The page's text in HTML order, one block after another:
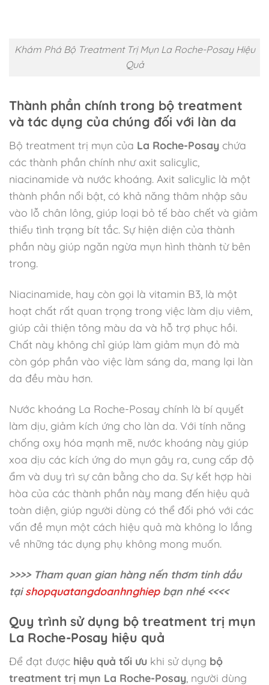
Khám Phá Bộ Treatment Trị Mụn La Roche-Posay Hiệu
Quả
Thành phần chính trong bộ treatment
và tác dụng của chúng đối với làn da
Bộ treatment trị mụn của La Roche-Posay chứa
các thành phần chính như axit salicylic,
niacinamide và nước khoáng. Axit salicylic là một
thành phần nổi bật, có khả năng thâm nhập sâu
vào lỗ chân lông, giúp loại bỏ tế bào chết và giảm
thiểu tình trạng bít tắc. Sự hiện diện của thành
phần này giúp ngăn ngừa mụn hình thành từ bên
trong.
Niacinamide, hay còn gọi là vitamin B3, là một
hoạt chất rất quan trọng trong việc làm dịu viêm,
giúp cải thiện tông màu da và hỗ trợ phục hồi.
Chất này không chỉ giúp làm giảm mụn đỏ mà
còn góp phần vào việc làm sáng da, mang lại làn
da đều màu hơn.
Nước khoáng La Roche-Posay chính là bí quyết
làm dịu, giảm kích ứng cho làn da. Với tính năng
chống oxy hóa mạnh mẽ, nước khoáng này giúp
xoa dịu các kích ứng do mụn gây ra, cung cấp độ
ẩm và duy trì sự cân bằng cho da. Sự kết hợp hài
hòa của các thành phần này mang đến hiệu quả
toàn diện, giúp người dùng có thể đối phó với các
vấn đề mụn một cách hiệu quả mà không lo lắng
về những tác dụng phụ không mong muốn.
>>>> Tham quan gian hàng nến thơm tinh dầu
tạishopquatangdoanhnghiepbạn nhé <<<<
Quy trình sử dụng bộ treatment trị mụn
La Roche-Posay hiệu quả
Để đạt được hiệu quả tối ưu khi sử dụng bộ
treatment trị mụn La Roche-Posay , người dùng